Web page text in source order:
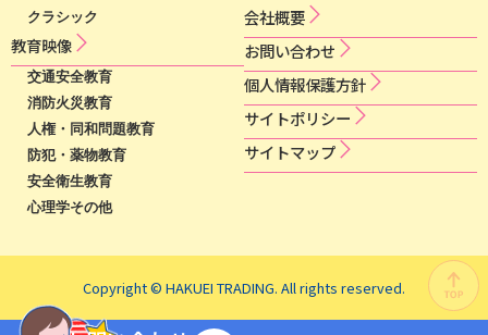
クラシック
教育映像
交通安全教育
消防火災教育
人権・同和問題教育
防犯・薬物教育
安全衛生教育
心理学その他
会社概要
お問い合わせ
個​人​情​報​保​護​方​針​
サ​イ​ト​ポ​リ​シ​ー​
サイトマップ
Copyright © HAKUEI TRADING. All rights reserved.